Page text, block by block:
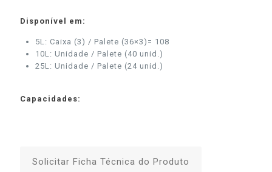
Disponível em:
5L: Caixa (3) / Palete (36×3)= 108
10L: Unidade / Palete (40 unid.)
25L: Unidade / Palete (24 unid.)
Capacidades:
Solicitar Ficha Técnica do Produto